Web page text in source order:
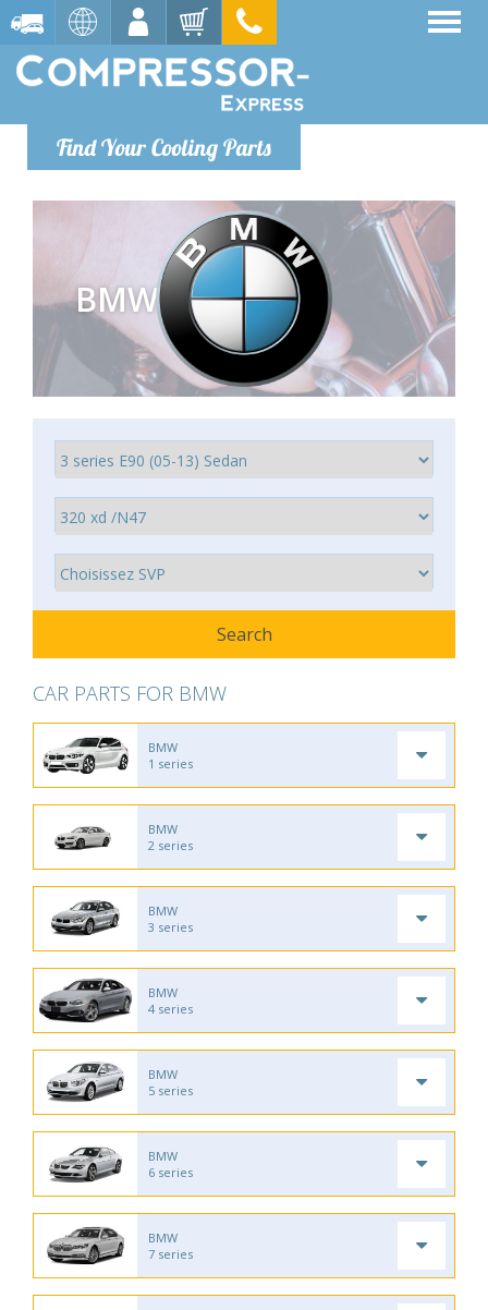
Find Your Cooling Parts
BMW
CAR PARTS FOR BMW
BMW
1 series
BMW
2 series
BMW
3 series
BMW
4 series
BMW
5 series
BMW
6 series
BMW
7 series